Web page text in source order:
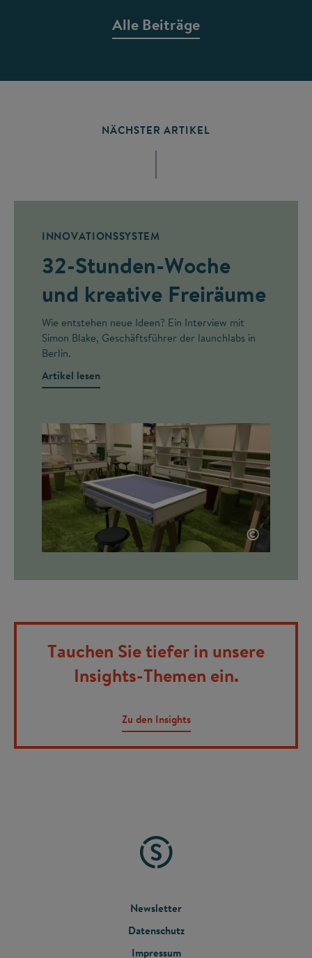
Alle Beiträge
NÄCHSTER ARTIKEL
INNOVATIONSSYSTEM
32-Stunden-Woche
und kreative Freiräume
Wie entstehen neue Ideen? Ein Interview mit
Simon Blake, Geschäftsführer der launchlabs in
Berlin.
Artikel lesen
©
Tauchen Sie tiefer in unsere
Insights-Themen ein.
Zu den Insights
FOOTER
MENU
Newsletter
Datenschutz
Impressum